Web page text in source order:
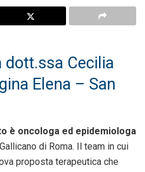
dott.ssa Cecilia
Elena – San
è oncologa ed epidemiologa
di Roma. Il team in cui
proposta terapeutica che